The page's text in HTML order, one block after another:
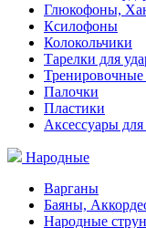
Глюкофоны,
Ксилофоны
Колокольчики
Тарелки для
Тренировочные
Палочки
Пластики
Аксессуары
Народные
Варганы
Баяны,
Народные